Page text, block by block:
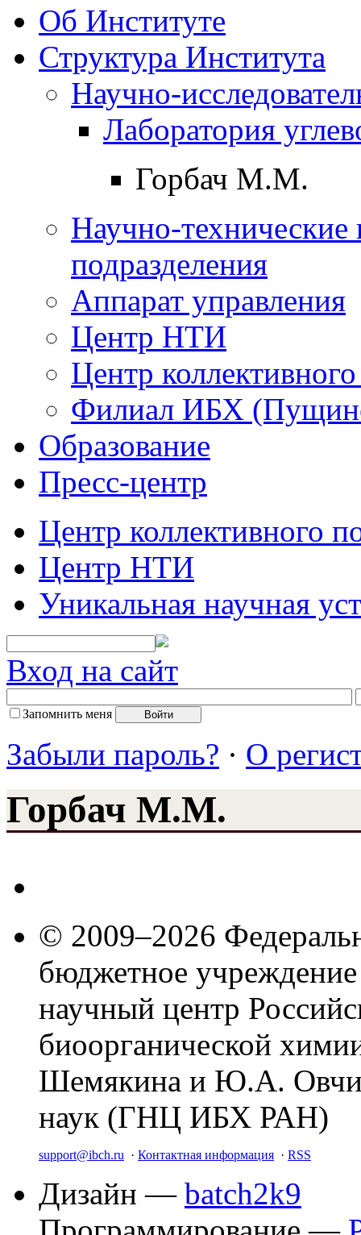
Об Институте
Структура Института
Научно-
Лаборатория
Горбач М.М.
Научно-технические
подразделения
Аппарат управления
Центр НТИ
Центр
Филиал ИБХ
Образование
Пресс-центр
Центр коллективного
Центр НТИ
Уникальная научная
Вход на сайт
Запомнить меня
Забыли пароль? · О
Горбач М.М.
© 2009–2026
бюджетное
научный центр
биоорганической
Шемякина и Ю.А.
наук (ГНЦ ИБХ РАН)
support@ibch.ru · Контактная информация · RSS
Дизайн — batch2k9